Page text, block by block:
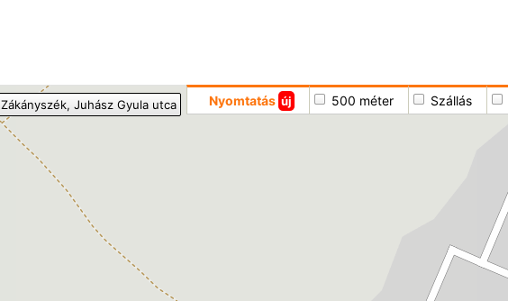
Nyomtatás új 500 méter Szállás
Zákányszék, Juhász Gyula utca